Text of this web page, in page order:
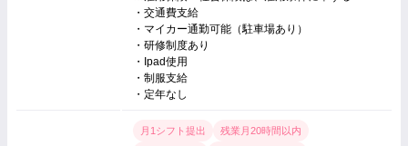
・交通費支給
・マイカー通勤可能（駐車場あり）
・研修制度あり
・Ipad使用
・制服支給
・定年なし
月1シフト提出
残業月20時間以内